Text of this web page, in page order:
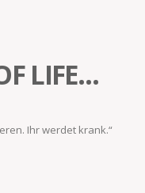
LIFE…
Ihr werdet krank.“